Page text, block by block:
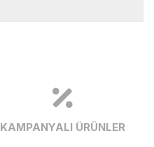
KAMPANYALI ÜRÜNLER